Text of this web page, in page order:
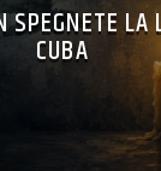
SPEGNETE LA
CUBA